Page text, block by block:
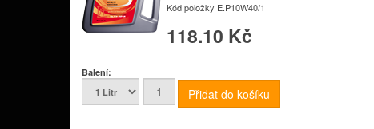
Kód položky E.P10W40/1
118.10 Kč
Balení: